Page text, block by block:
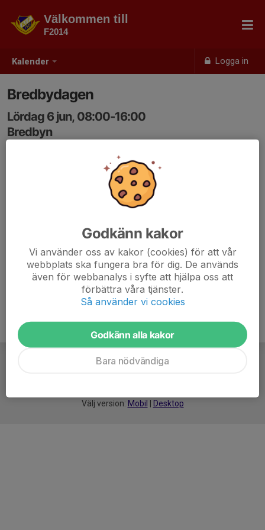
Kalender Logga in
Välkommen till
F2014
Bredbydagen
Lördag 6 jun, 08:00-16:00
Bredbyn
Mer information kommer!
Välj version: Mobil Desktop
Godkänn kakor
Vi använder oss av kakor (cookies) för att vår
webbplats ska fungera bra för dig. De används
även för webbanalys i syfte att hjälpa oss att
förbättra våra tjänster.
Så använder vi cookies
Godkänn alla kakor
Bara nödvändiga